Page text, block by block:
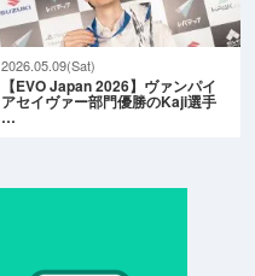
2026.05.09(Sat)
【EVO Japan 2026】ヴァンパイ
アセイヴァー部門優勝のKaji選手
…